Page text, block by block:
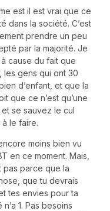
est il est vrai que ce
dans la société. C’est
prendre un peu
par la majorité. Je
cause du fait que
les gens qui ont 30
d’enfant, et que la
que ce n’est qu’une
se sauvez le cul
le faire.
moins bien vu
en ce moment. Mais,
pas parce que la
que tu devrais
tes envies pour ta
1. Pas besoins